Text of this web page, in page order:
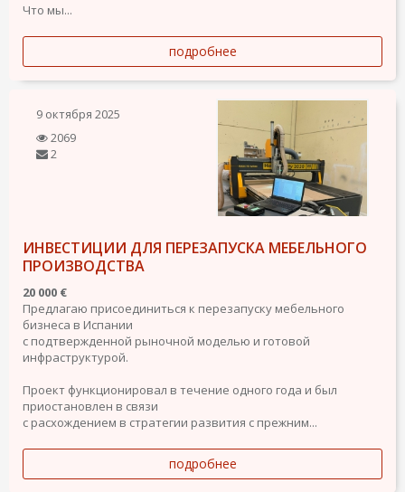
Что мы...
подробнее
9 октября 2025
2069
2
ИНВЕСТИЦИИ ДЛЯ ПЕРЕЗАПУСКА МЕБЕЛЬНОГО
ПРОИЗВОДСТВА
20 000 €
Предлагаю присоединиться к перезапуску мебельного
бизнеса в Испании
с подтвержденной рыночной моделью и готовой
инфраструктурой.
Проект функционировал в течение одного года и был
приостановлен в связи
с расхождением в стратегии развития с прежним...
подробнее